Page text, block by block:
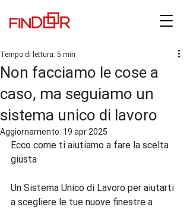
Non facciamo le cose a
caso, ma seguiamo un
sistema unico di lavoro
Tempo di lettura: 5 min
Aggiornamento: 19 apr 2025
Ecco come ti aiutiamo a fare la scelta
giusta
Un Sistema Unico di Lavoro per aiutarti
a scegliere le tue nuove finestre a